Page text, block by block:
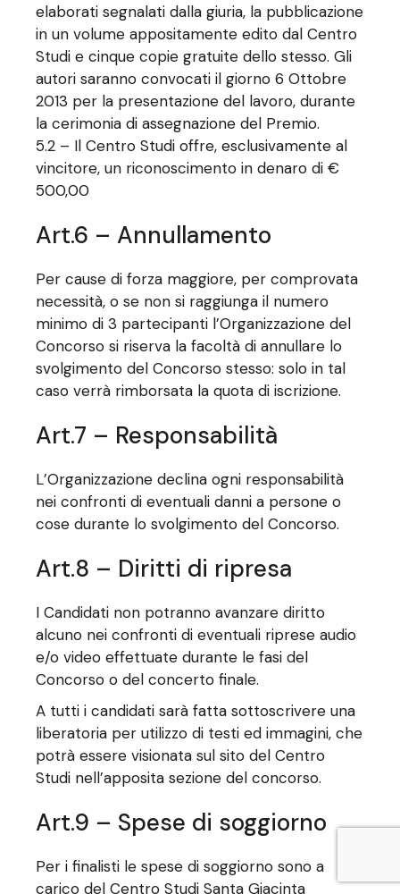
elaborati segnalati dalla giuria, la pubblicazione
in un volume appositamente edito dal Centro
Studi e cinque copie gratuite dello stesso. Gli
autori saranno convocati il giorno 6 Ottobre
2013 per la presentazione del lavoro, durante
la cerimonia di assegnazione del Premio.
5.2 – Il Centro Studi offre, esclusivamente al
vincitore, un riconoscimento in denaro di €
500,00
Art.6 – Annullamento
Per cause di forza maggiore, per comprovata
necessità, o se non si raggiunga il numero
minimo di 3 partecipanti l’Organizzazione del
Concorso si riserva la facoltà di annullare lo
svolgimento del Concorso stesso: solo in tal
caso verrà rimborsata la quota di iscrizione.
Art.7 – Responsabilità
L’Organizzazione declina ogni responsabilità
nei confronti di eventuali danni a persone o
cose durante lo svolgimento del Concorso.
Art.8 – Diritti di ripresa
I Candidati non potranno avanzare diritto
alcuno nei confronti di eventuali riprese audio
e/o video effettuate durante le fasi del
Concorso o del concerto finale.
A tutti i candidati sarà fatta sottoscrivere una
liberatoria per utilizzo di testi ed immagini, che
potrà essere visionata sul sito del Centro
Studi nell’apposita sezione del concorso.
Art.9 – Spese di soggiorno
Per i finalisti le spese di soggiorno sono a
carico del Centro Studi Santa Giacinta